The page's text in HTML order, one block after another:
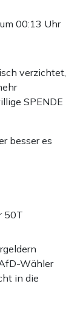
00:13 Uhr
verzichtet,
SPENDE
besser es
50T
Wähler
in die